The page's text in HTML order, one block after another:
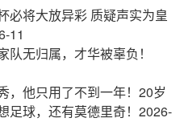
必将大放异彩 质疑声实为皇
11
无归属，才华被辜负！
，他只用了不到一年！20岁
球，还有莫德里奇！ 2026-